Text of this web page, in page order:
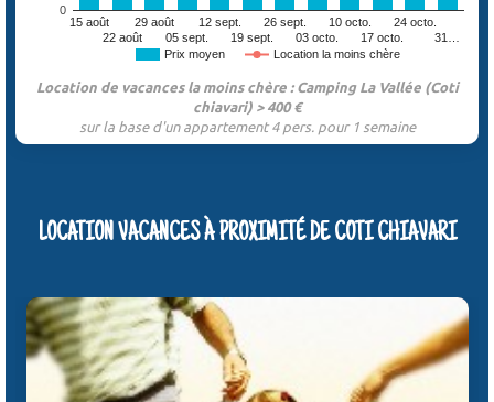
Prix moyen Location la moins chère
15 août
22 août
29 août
05 sept.
12 sept.
19 sept.
26 sept.
03 octo.
10 octo.
17 octo.
24 octo.
31…
0
Location de vacances la moins chère : Camping La Vallée (Coti
chiavari) > 400 €
sur la base d'un appartement 4 pers. pour 1 semaine
LOCATION VACANCES À PROXIMITÉ DE COTI CHIAVARI